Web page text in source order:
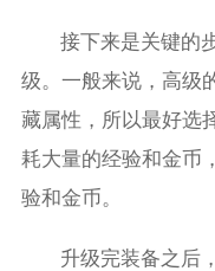
接下来是关键的
级。一般来说，高级
藏属性，所以最好选
耗大量的经验和金币
验和金币。
升级完装备之后